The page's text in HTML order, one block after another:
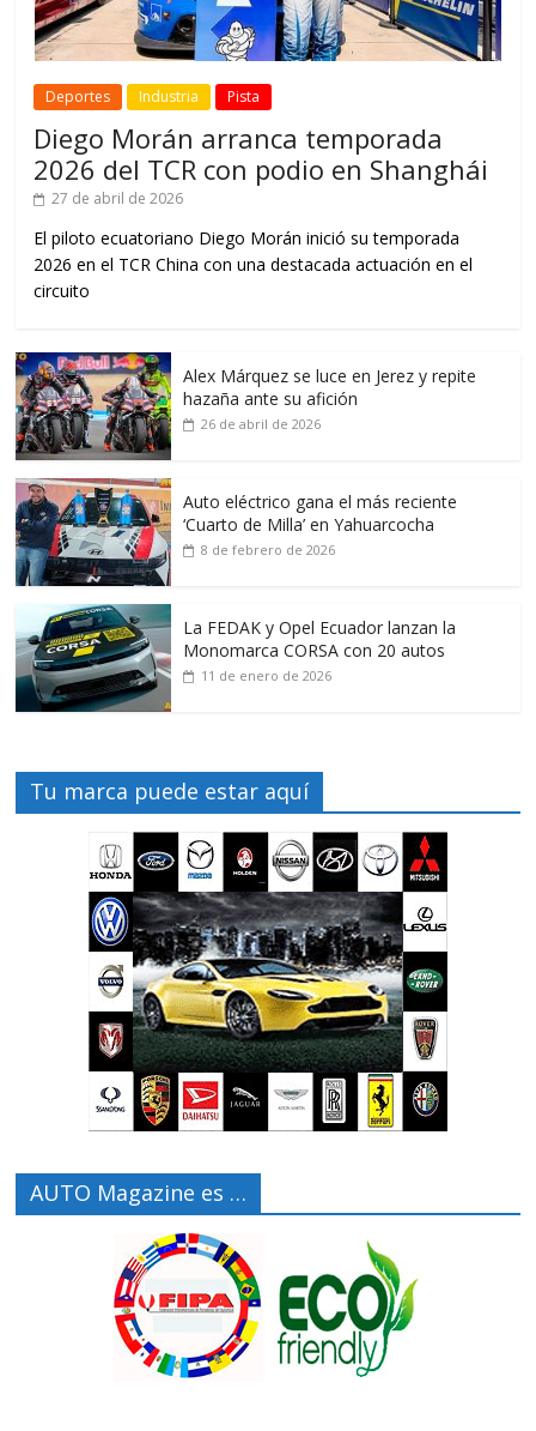
Deportes Industria Pista
Diego Morán arranca temporada
2026 del TCR con podio en Shanghái
27 de abril de 2026
El piloto ecuatoriano Diego Morán inició su temporada
2026 en el TCR China con una destacada actuación en el
circuito
Alex Márquez se luce en Jerez y repite
hazaña ante su afición
26 de abril de 2026
Auto eléctrico gana el más reciente
‘Cuarto de Milla’ en Yahuarcocha
8 de febrero de 2026
La FEDAK y Opel Ecuador lanzan la
Monomarca CORSA con 20 autos
11 de enero de 2026
Tu marca puede estar aquí
AUTO Magazine es …